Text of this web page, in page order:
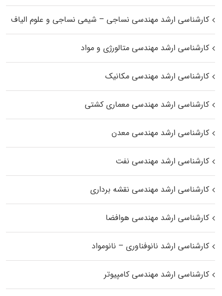
کارشناسی ارشد مهندسی نساجی – شیمی نساجی و علوم الیاف
کارشناسی ارشد مهندسی متالورژی و مواد
کارشناسی ارشد مهندسی مکانیک
کارشناسی ارشد مهندسی معماری کشتی
کارشناسی ارشد مهندسی معدن
کارشناسی ارشد مهندسی نفت
کارشناسی ارشد مهندسی نقشه برداری
کارشناسی ارشد مهندسی هوافضا
کارشناسی ارشد نانوفناوری – نانومواد
کارشناسی ارشد مهندسی کامپیوتر